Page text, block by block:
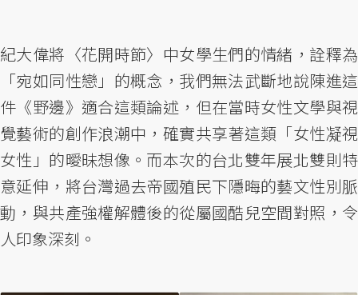
紀大偉將〈花開時節〉中女學生們的情緒，詮釋為
「宛如同性戀」的概念，我們無法武斷地說陳進這
件《野邊》適合這類論述，但在當時女性文學與視
覺藝術的創作浪潮中，確實共享著這類「女性凝視
女性」的曖昧想像。而本次的台北雙年展北雙則特
意延伸，將台灣過去帝國殖民下隱晦的藝文性別脈
動，與共產強權解體後的從屬國酷兒空間對照，令
人印象深刻。